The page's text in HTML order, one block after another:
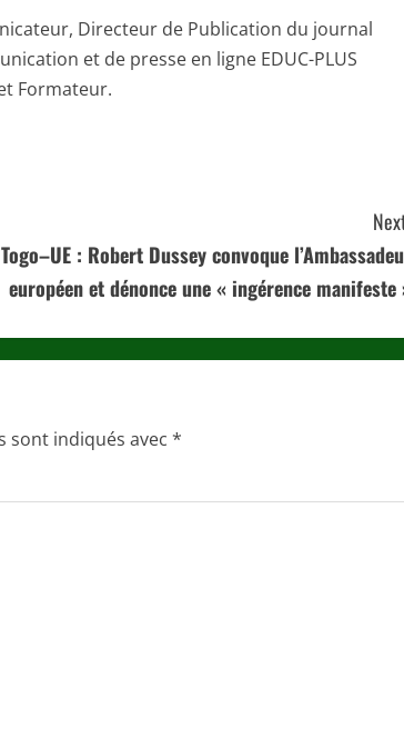
Directeur de Publication du journal
et de presse en ligne EDUC-PLUS
Formateur.
Togo–UE : Robert Dussey convoque
européen et dénonce une « ingérence manifeste
sont indiqués avec *